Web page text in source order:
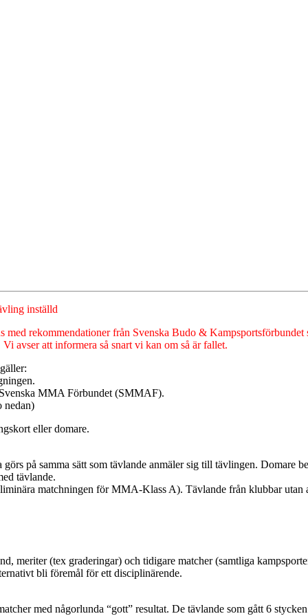
inställd
rekommendationer från Svenska Budo &
avser att informera så snart vi kan om så är fallet.
MMA Förbundet (SMMAF).
nedan)
eller domare.
på samma sätt som tävlande anmäler sig till tävlingen. Domare
tävlande.
matchningen för MMA-Klass A). Tävlande från klubbar
meriter (tex graderingar) och tidigare matcher (samtliga
bli föremål för ett disciplinärende.
med någorlunda “gott” resultat. De tävlande som gått 6